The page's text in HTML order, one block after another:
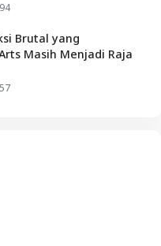
Brutal yang
Masih Menjadi Raja